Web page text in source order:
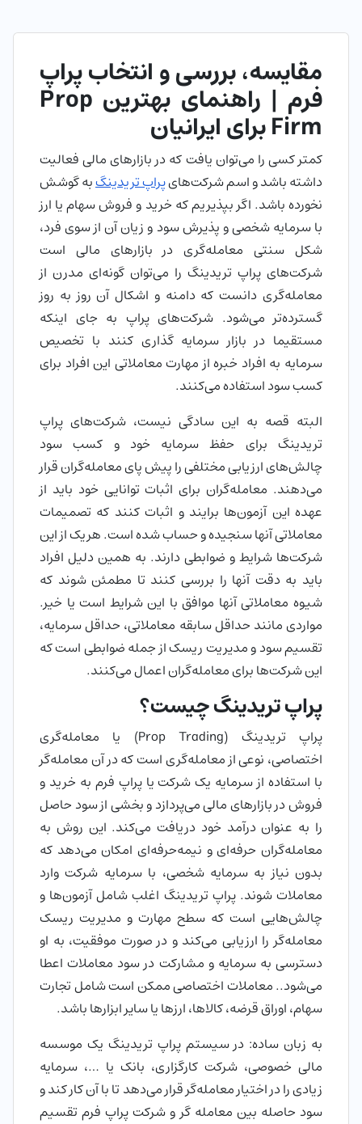
مقایسه، بررسی و انتخاب پراپ
فرم | راهنمای بهترین Prop
Firm برای ایرانیان
کمتر کسی را می‌توان یافت که در بازارهای مالی فعالیت
داشته باشد و اسم شرکت‌هایپراپ تریدینگبه گوشش
نخورده باشد. اگر بپذیریم که خرید و فروش سهام یا ارز
با سرمایه شخصی و پذیرش سود و زیان آن از سوی فرد،
شکل سنتی معامله‌گری در بازارهای مالی است
شرکت‌های پراپ تریدینگ را می‌توان گونه‌ای مدرن از
معامله‌گری دانست که دامنه و اشکال آن روز به روز
گسترده‌تر می‌شود. شرکت‌های پراپ به جای اینکه
مستقیما در بازار سرمایه گذاری کنند با تخصیص
سرمایه به افراد خبره از مهارت‌ معاملاتی این افراد برای
کسب سود استفاده می‌کنند.
البته قصه به این سادگی نیست، شرکت‌های پراپ
تریدینگ برای حفظ سرمایه خود و کسب سود
چالش‌های ارزیابی مختلفی را پیش پای معامله‌گران قرار
می‌دهند. معامله‌گران برای اثبات توانایی خود باید از
عهده این آزمون‌ها برایند و اثبات کنند که تصمیمات
معاملاتی آنها سنجیده و حساب شده است. هریک از این
شرکت‌ها شرایط و ضوابطی دارند. به همین دلیل افراد
باید به دقت آنها را بررسی کنند تا مطمئن شوند که
شیوه معاملاتی آنها موافق با این شرایط است یا خیر.
مواردی مانند حداقل سابقه معاملاتی، حداقل سرمایه،
تقسیم سود و مدیریت ریسک از جمله ضوابطی است که
این شرکت‌ها برای معامله‌گران اعمال می‌کنند.
پراپ تریدینگ چیست؟
پراپ تریدینگ (Prop Trading) یا معامله‌گری
اختصاصی، نوعی از معامله‌گری است که در آن معامله‌گر
با استفاده از سرمایه یک شرکت یا پراپ فرم به خرید و
فروش در بازارهای مالی می‌پردازد و بخشی از سود حاصل
را به عنوان درآمد خود دریافت می‌کند. این روش به
معامله‌گران حرفه‌ای و نیمه‌حرفه‌ای امکان می‌دهد که
بدون نیاز به سرمایه شخصی، با سرمایه شرکت وارد
معاملات شوند. پراپ تریدینگ اغلب شامل آزمون‌ها و
چالش‌هایی است که سطح مهارت و مدیریت ریسک
معامله‌گر را ارزیابی می‌کند و در صورت موفقیت، به او
دسترسی به سرمایه و مشارکت در سود معاملات اعطا
می‌شود.. معاملات اختصاصی ممکن است شامل تجارت
سهام، اوراق قرضه، کالاها، ارزها یا سایر ابزارها باشد.
به زبان ساده: در سیستم پراپ تریدینگ یک موسسه
مالی خصوصی، شرکت کارگزاری، بانک یا …، سرمایه
زیادی را در اختیار معامله‌گر قرار می‌دهد تا با آن کار کند و
سود حاصله بین معامله گر و شرکت پراپ فرم تقسیم